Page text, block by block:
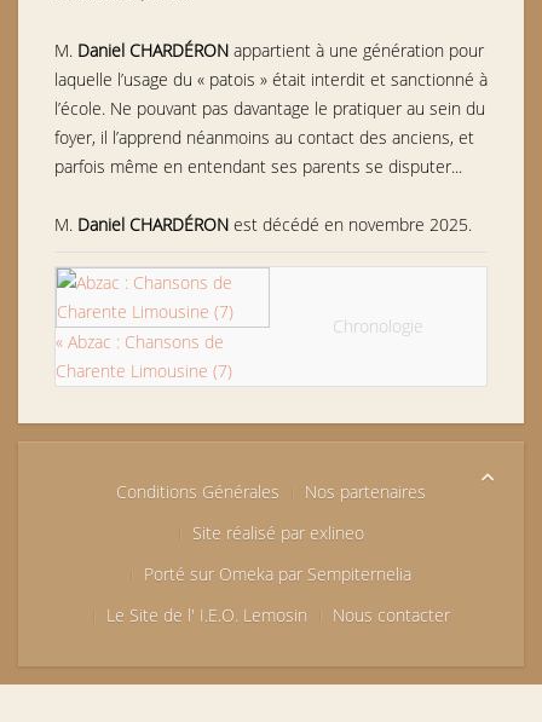
M. Daniel CHARDÉRON appartient à une génération pour
laquelle l’usage du « patois » était interdit et sanctionné à
l’école. Ne pouvant pas davantage le pratiquer au sein du
foyer, il l’apprend néanmoins au contact des anciens, et
parfois même en entendant ses parents se disputer...
M. Daniel CHARDÉRON est décédé en novembre 2025.
« Abzac : Chansons de
Charente Limousine (7)
Chronologie
Conditions Générales
Nos partenaires
Site réalisé par exlineo
Porté sur Omeka par Sempiternelia
Le Site de l' I.E.O. Lemosin
Nous contacter